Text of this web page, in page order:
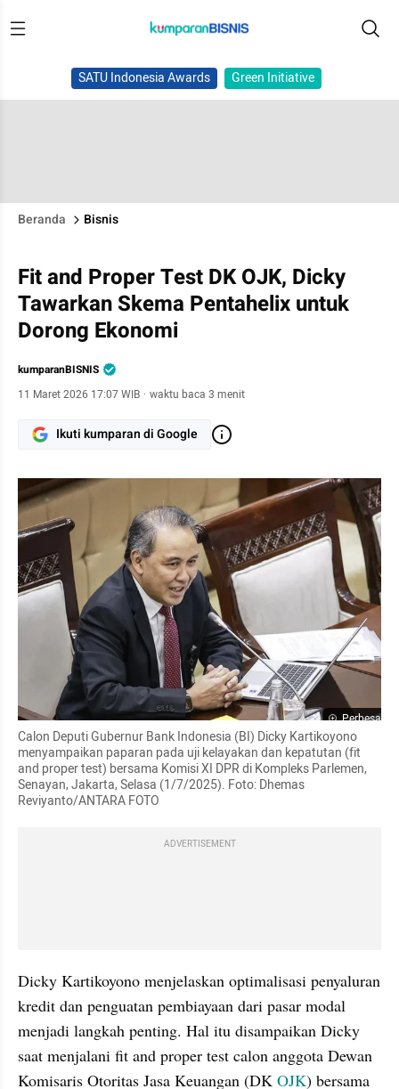
SATU Indonesia Awards Green Initiative
Beranda Bisnis
Fit and Proper Test DK OJK, Dicky
Tawarkan Skema Pentahelix untuk
Dorong Ekonomi
kumparanBISNIS
11 Maret 2026 17:07 WIB · waktu baca 3 menit
Ikuti kumparan di Google
Perbesar
Calon Deputi Gubernur Bank Indonesia (BI) Dicky Kartikoyono
menyampaikan paparan pada uji kelayakan dan kepatutan (fit
and proper test) bersama Komisi XI DPR di Kompleks Parlemen,
Senayan, Jakarta, Selasa (1/7/2025). Foto: Dhemas
Reviyanto/ANTARA FOTO
ADVERTISEMENT
Dicky Kartikoyono menjelaskan optimalisasi penyaluran
kredit dan penguatan pembiayaan dari pasar modal
menjadi langkah penting. Hal itu disampaikan Dicky
saat menjalani fit and proper test calon anggota Dewan
Komisaris Otoritas Jasa Keuangan (DK OJK) bersama